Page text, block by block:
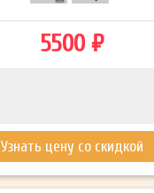
5500 ₽
Узнать цену со скидкой